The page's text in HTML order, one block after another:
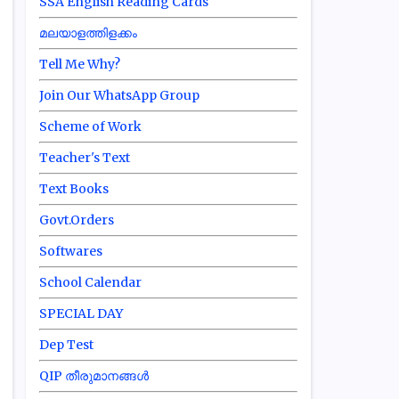
മലയാളത്തിളക്കം
Tell Me Why?
Join Our WhatsApp Group
Scheme of Work
Teacher's Text
Text Books
Govt.Orders
Softwares
School Calendar
SPECIAL DAY
Dep Test
QIP തീരുമാനങ്ങൾ